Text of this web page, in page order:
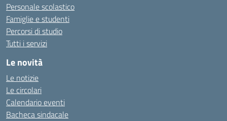
Personale scolastico
Famiglie e studenti
Percorsi di studio
Tutti i servizi
Le novità
Le notizie
Le circolari
Calendario eventi
Bacheca sindacale